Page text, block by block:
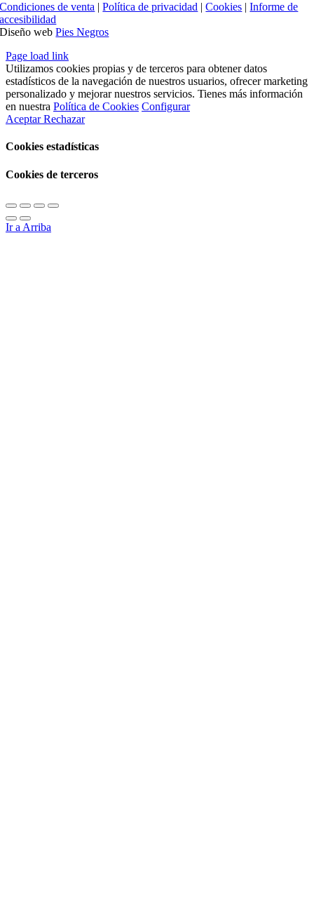
Condiciones de venta |Política de privacidad |Cookies |Informe de
accesibilidad
Diseño webPies Negros
Page load link
Utilizamos cookies propias y de terceros para obtener datos
estadísticos de la navegación de nuestros usuarios, ofrecer marketing
personalizado y mejorar nuestros servicios. Tienes más información
en nuestra Política de Cookies Configurar
AceptarRechazar
Cookies estadísticas
Cookies de terceros
Ir a Arriba